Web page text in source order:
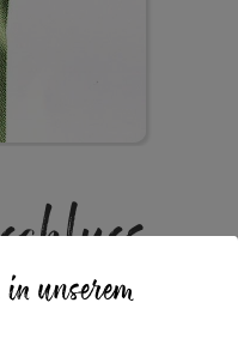
unserem